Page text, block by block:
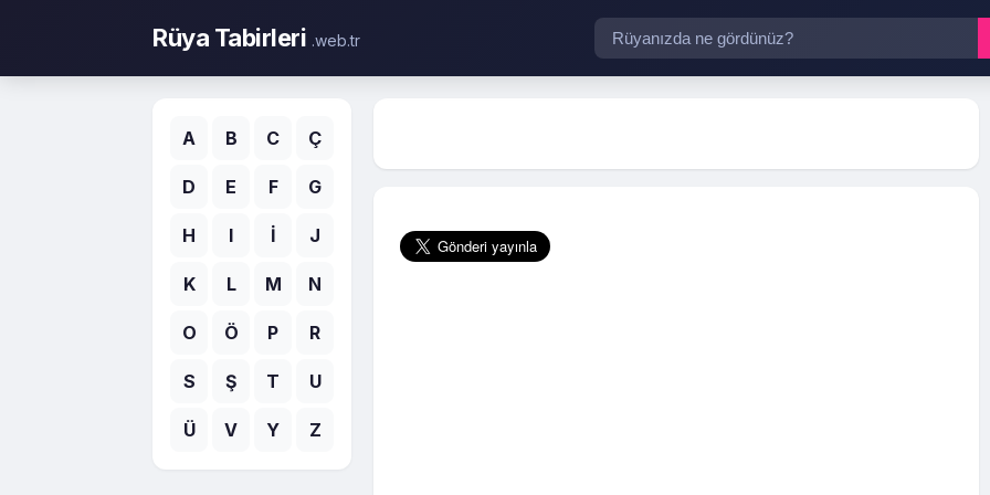
Rüya Tabirleri .web.tr
A B C Ç
D E F G
H I İ J
K L M N
O Ö P R
S Ş T U
Ü V Y Z